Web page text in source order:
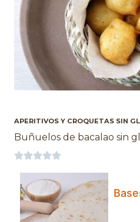
APERITIVOS Y CROQUETAS SIN
Buñuelos de bacalao sin
